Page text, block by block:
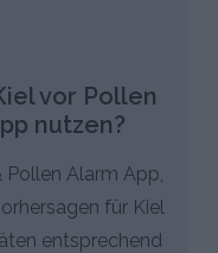
vor Pollen
nutzen?
Pollen Alarm App,
für Kiel
entsprechend